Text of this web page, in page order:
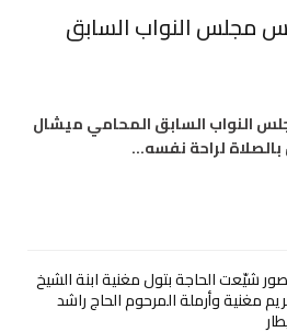
مجلس النواب السابق
النواب السابق المحامي ميشال
لراحة نفسه…
شيّعت الحاجة بتول مغنية ابنة الشيخ
مغنية وأرملة المرحوم الحاج راشد